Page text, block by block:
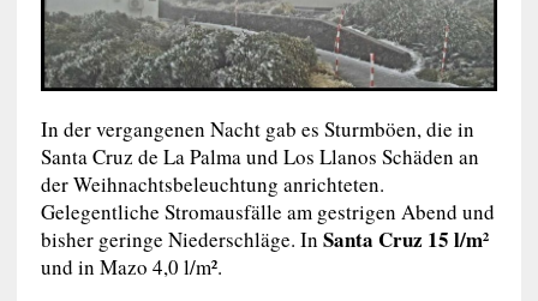
In der vergangenen Nacht gab es Sturmböen, die in
Santa Cruz de La Palma und Los Llanos Schäden an
der Weihnachtsbeleuchtung anrichteten.
Gelegentliche Stromausfälle am gestrigen Abend und
bisher geringe Niederschläge. In Santa Cruz 15 l/m²
und in Mazo 4,0 l/m².